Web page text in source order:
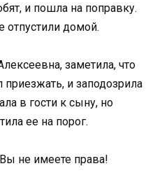
и пошла на поправку.
отпустили домой.
заметила, что
и заподозрила
в гости к сыну, но
ее на порог.
не имеете права!